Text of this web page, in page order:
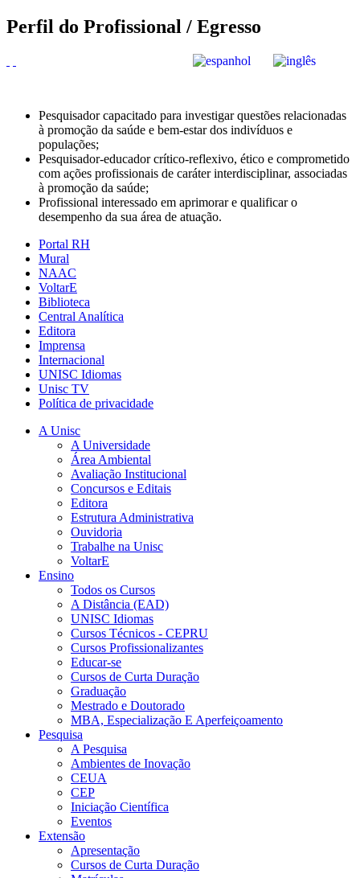
Perfil do Profissional / Egresso
Pesquisador capacitado para investigar questões relacionadas
à promoção da saúde e bem-estar dos indivíduos e
populações;
Pesquisador-educador crítico-reflexivo, ético e comprometido
com ações profissionais de caráter interdisciplinar, associadas
à promoção da saúde;
Profissional interessado em aprimorar e qualificar o
desempenho da sua área de atuação.
Portal RH
Mural
NAAC
VoltarE
Biblioteca
Central Analítica
Editora
Imprensa
Internacional
UNISC Idiomas
Unisc TV
Política de privacidade
A Unisc
A Universidade
Área Ambiental
Avaliação Institucional
Concursos e Editais
Editora
Estrutura Administrativa
Ouvidoria
Trabalhe na Unisc
VoltarE
Ensino
Todos os Cursos
A Distância (EAD)
UNISC Idiomas
Cursos Técnicos - CEPRU
Cursos Profissionalizantes
Educar-se
Cursos de Curta Duração
Graduação
Mestrado e Doutorado
MBA, Especialização E Aperfeiçoamento
Pesquisa
A Pesquisa
Ambientes de Inovação
CEUA
CEP
Iniciação Científica
Eventos
Extensão
Apresentação
Cursos de Curta Duração